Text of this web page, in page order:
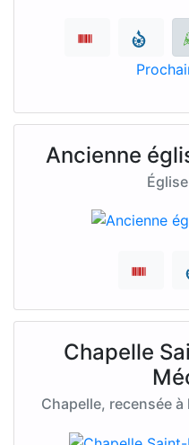
Ancienne
Chapelle
Chapelle, recensée